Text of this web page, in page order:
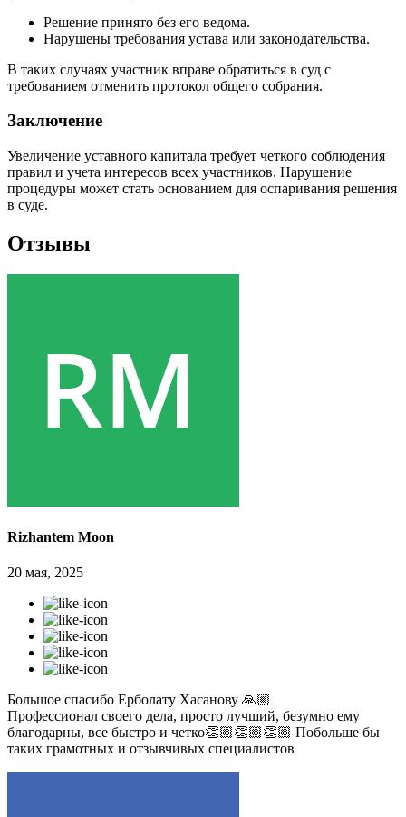
Решение принято без его ведома.
Нарушены требования устава или законодательства.
В таких случаях участник вправе обратиться в суд с
требованием отменить протокол общего собрания.
Заключение
Увеличение уставного капитала требует четкого соблюдения
правил и учета интересов всех участников. Нарушение
процедуры может стать основанием для оспаривания решения
в суде.
Отзывы
Rizhantem Moon
20 мая, 2025
Большое спасибо Ерболату Хасанову 🙏🏼
Профессионал своего дела, просто лучший, безумно ему
благодарны, все быстро и четко👏🏼👏🏼👏🏼 Побольше бы
таких грамотных и отзывчивых специалистов